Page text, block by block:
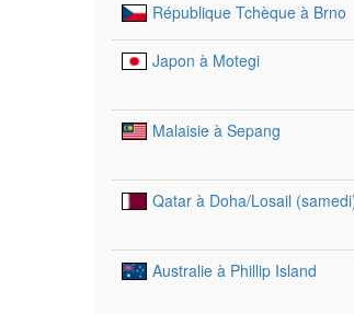
République Tchèque à Brno
Japon à Motegi
Malaisie à Sepang
Qatar à Doha/Losail
Australie à Phillip Island